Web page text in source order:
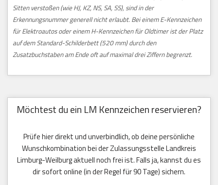
Sitten verstoßen (wie HJ, KZ, NS, SA, SS), sind in der
Erkennungsnummer generell nicht erlaubt. Bei einem E-Kennzeichen
für Elektroautos oder einem H-Kennzeichen für Oldtimer ist der Platz
auf dem Standard-Schilderbett (520 mm) durch den
Zusatzbuchstaben am Ende oft auf maximal drei Ziffern begrenzt.
Möchtest du ein LM Kennzeichen reservieren?
Prüfe hier direkt und unverbindlich, ob deine persönliche
Wunschkombination bei der Zulassungsstelle Landkreis
Limburg-Weilburg aktuell noch frei ist. Falls ja, kannst du es
dir sofort online (in der Regel für 90 Tage) sichern.